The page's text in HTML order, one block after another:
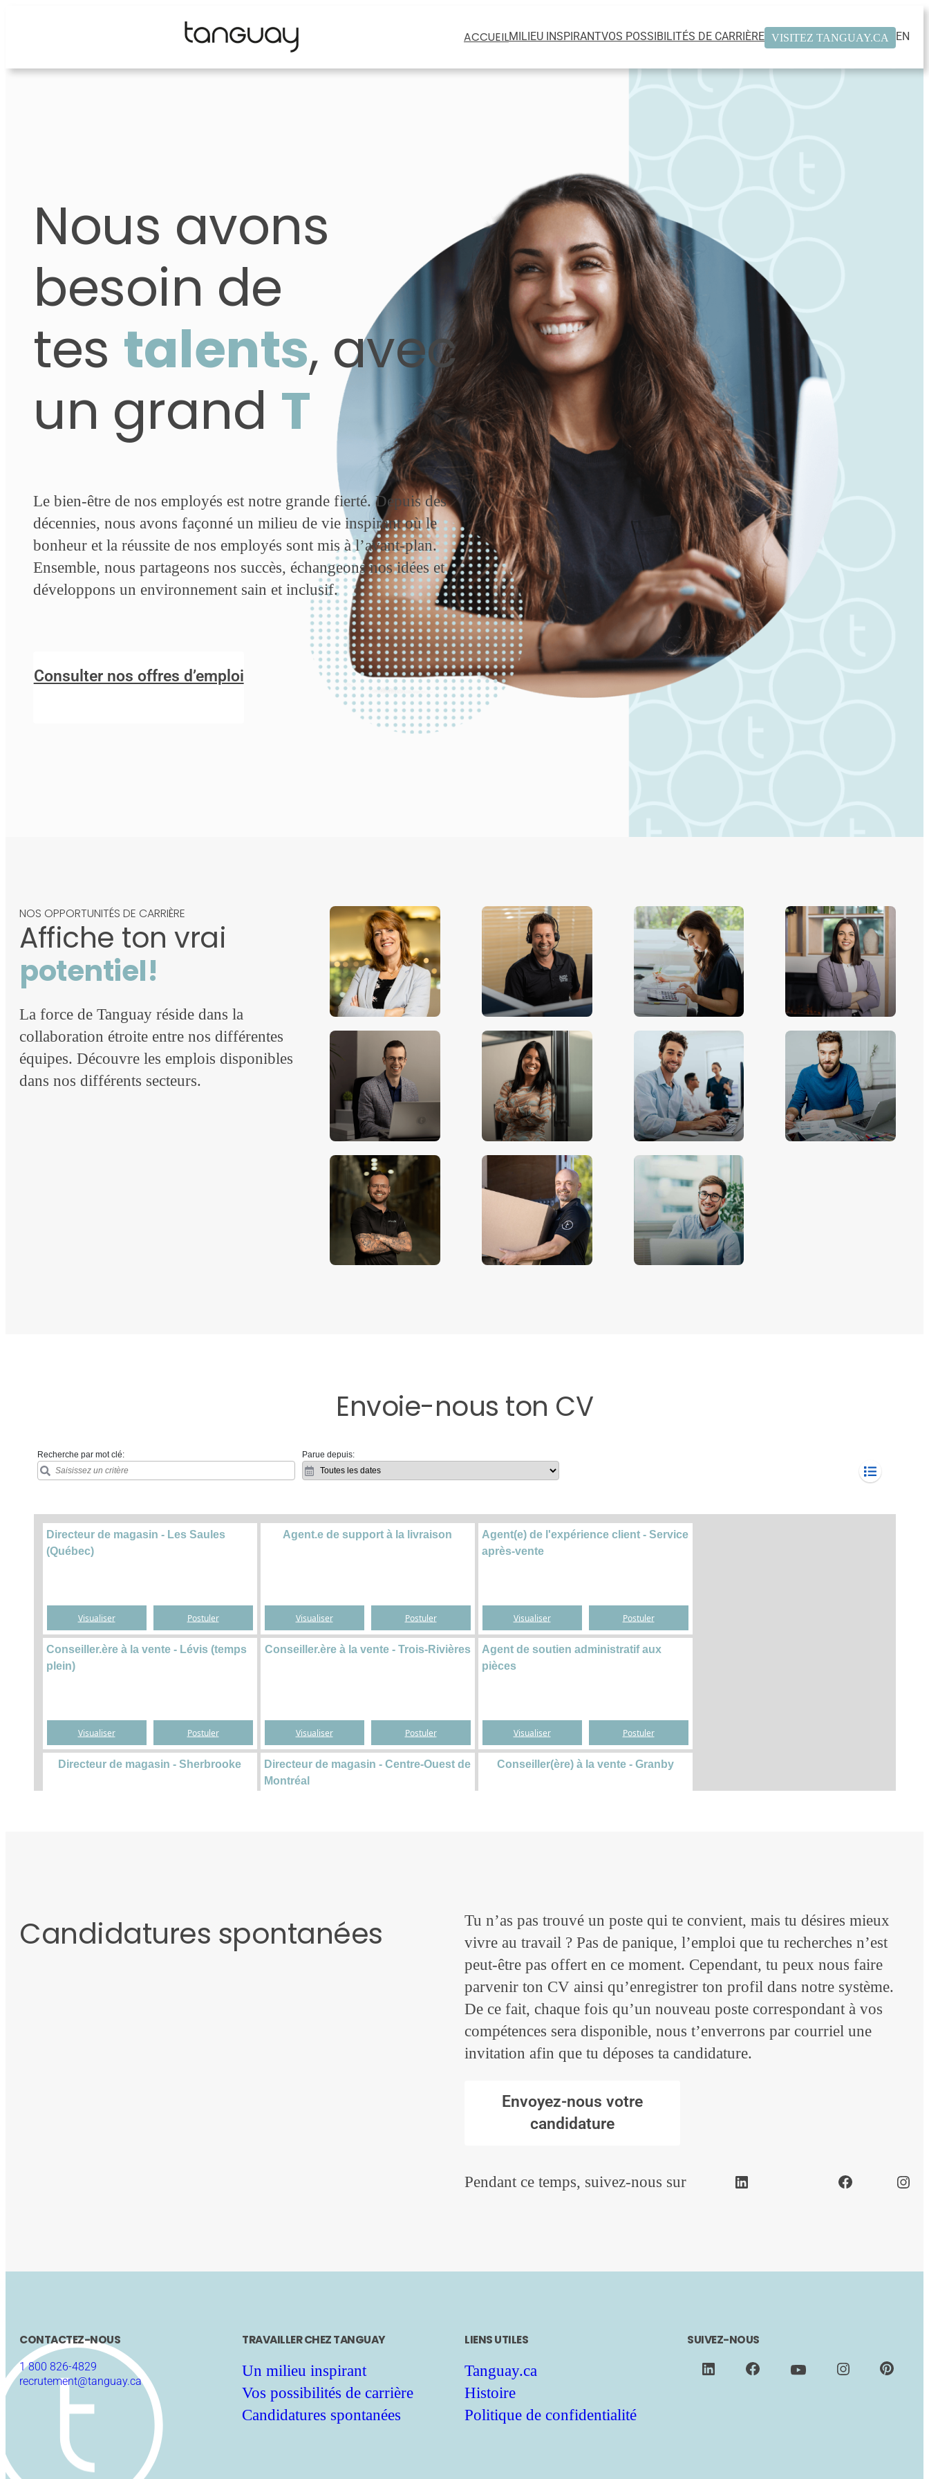
ACCUEILMILIEU INSPIRANTVOS POSSIBILITÉS DE CARRIÈRE VISITEZ TANGUAY.CA EN
Nous avons
besoin de
tes talents, avec
un grand T
Le bien-être de nos employés est notre grande fierté. Depuis des
décennies, nous avons façonné un milieu de vie inspirant où le
bonheur et la réussite de nos employés sont mis à l’avant-plan.
Ensemble, nous partageons nos succès, échangeons nos idées et
développons un environnement sain et inclusif.
Consulter nos offres d’emploi
NOS OPPORTUNITÉS DE CARRIÈRE
Affiche ton vrai
potentiel!
La force de Tanguay réside dans la
collaboration étroite entre nos différentes
équipes. Découvre les emplois disponibles
dans nos différents secteurs.
Envoie-nous ton CV
Candidatures spontanées
Tu n’as pas trouvé un poste qui te convient, mais tu désires mieux
vivre au travail ? Pas de panique, l’emploi que tu recherches n’est
peut-être pas offert en ce moment. Cependant, tu peux nous faire
parvenir ton CV ainsi qu’enregistrer ton profil dans notre système.
De ce fait, chaque fois qu’un nouveau poste correspondant à vos
compétences sera disponible, nous t’enverrons par courriel une
invitation afin que tu déposes ta candidature.
Envoyez-nous votre
candidature
Pendant ce temps, suivez-nous sur
CONTACTEZ-NOUS
1 800 826-4829
recrutement@tanguay.ca
TRAVAILLER CHEZ TANGUAY
Un milieu inspirant
Vos possibilités de carrière
Candidatures spontanées
LIENS UTILES
Tanguay.ca
Histoire
Politique de confidentialité
SUIVEZ-NOUS